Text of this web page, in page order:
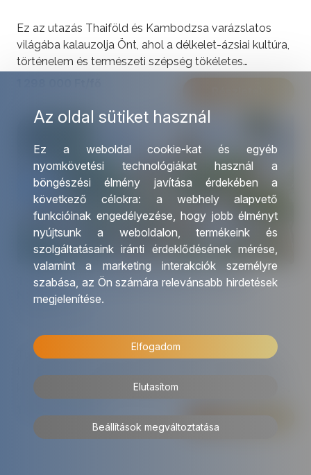
Az oldal sütiket használ
Ez a weboldal cookie-kat és egyéb
nyomkövetési technológiákat használ a
böngészési élmény javítása érdekében a
következő célokra: a webhely alapvető
funkcióinak engedélyezése, hogy jobb élményt
nyújtsunk a weboldalon,termékeink és
szolgáltatásaink iránti érdeklődésének mérése,
valamint a marketing interakciók személyre
szabása, az Ön számára relevánsabb hirdetések
megjelenítése.
Elfogadom
Elutasítom
Beállítások megváltoztatása
Ez az utazás Thaiföld és Kambodzsa varázslatos
világába kalauzolja Önt, ahol a délkelet-ázsiai kultúra,
történelem és természeti szépség tökéletes
homokos partjai egyaránt felejthetetlen élményekkel
THAIFÖLD, KOH SAMUI ÉS DUBAI CSALÁDI
NYARALÁS
Thaiföld a misztikum és az élmények földje: arany
körutazás Bangkok, Ayutthaya, a Kwai folyó vidéke és
További érdekességekért Thaiföldről kattintson
Egyesült Arab Emírségekről pedig